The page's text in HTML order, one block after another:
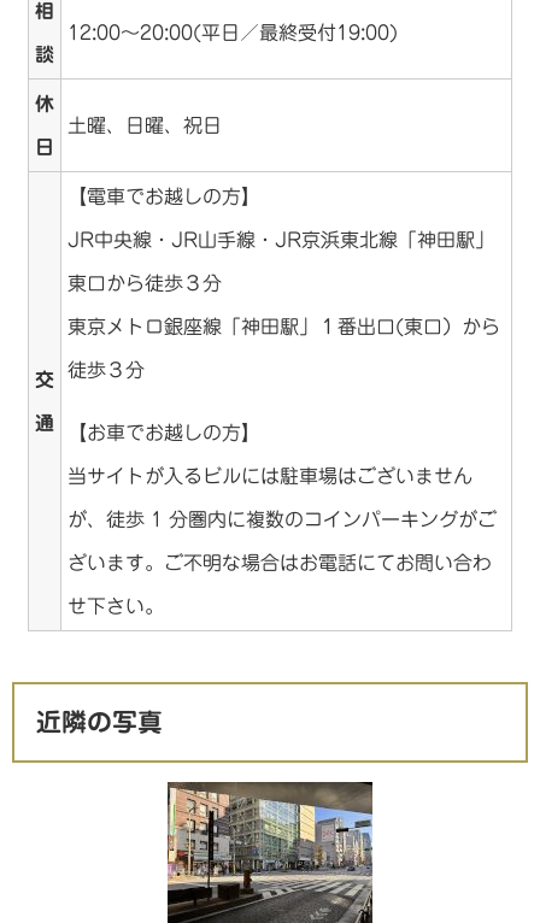
相
談
12:00～20:00(平日／最終受付19:00)
休
日
土曜、日曜、祝日
交
通
【電車でお越しの方】
JR中央線・JR山手線・JR京浜東北線「神田駅」
東口から徒歩３分
東京メトロ銀座線「神田駅」１番出口(東口）から
徒歩３分
【お車でお越しの方】
当サイトが入るビルには駐車場はございません
が、徒歩 1 分圏内に複数のコインパーキングがご
ざいます。ご不明な場合はお電話にてお問い合わ
せ下さい。
近隣の写真